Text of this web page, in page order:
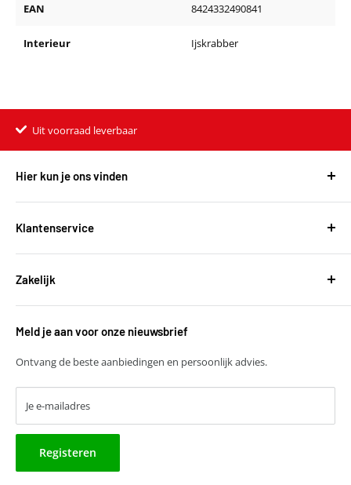
EAN 8424332490841
Interieur Ijskrabber
Uit voorraad leverbaar
Hier kun je ons vinden
Harvest Automotive B.V.
De Wel 34a
BTW: NL850118931B01
T+31 (0)30 6777775
Everkoop@harvestbv.nl
Klantenservice
Over ons
Bestellen en leveringen
Zakelijk
Zakelijke klant worden
Samenwerkingsmogelijkheden
Meld je aan voor onze nieuwsbrief
Ontvang de beste aanbiedingen en persoonlijk advies.
Je e-mailadres
Registeren